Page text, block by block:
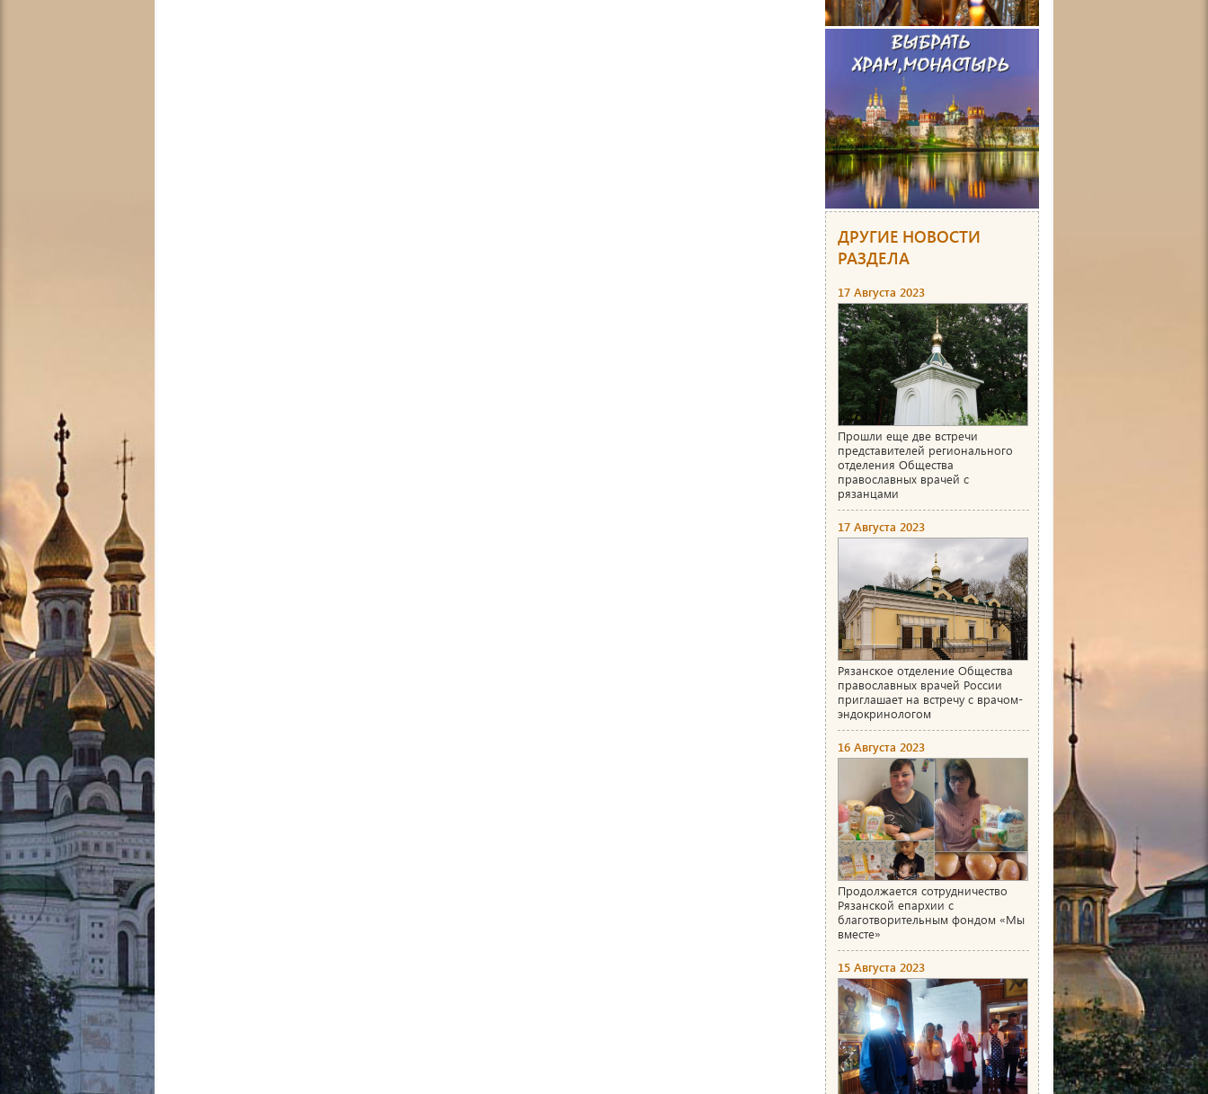
ДРУГИЕ НОВОСТИ
РАЗДЕЛА
17 Августа 2023
Прошли еще две встречи
представителей регионального
отделения Общества
православных врачей с
рязанцами
17 Августа 2023
Рязанское отделение Общества
православных врачей России
приглашает на встречу с врачом-
эндокринологом
16 Августа 2023
Продолжается сотрудничество
Рязанской епархии с
благотворительным фондом «Мы
вместе»
15 Августа 2023